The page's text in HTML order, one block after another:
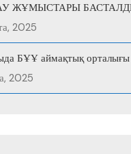
ЖҰМЫСТАРЫ
2025
БҰҰ аймақтық
2025